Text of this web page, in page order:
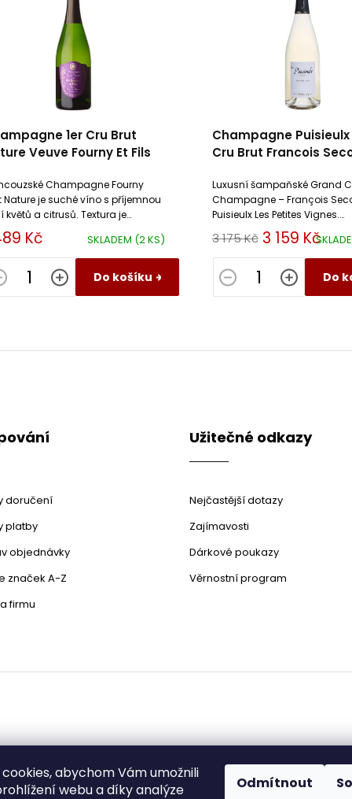
abychom Vám umožnili
webu a díky analýze
Odmítnout
1er Cru Brut
Veuve Fourny Et Fils
SKLADEM (2 KS)
Kč
Do košíku
Champagne Fourny
Nature je suché víno s příjemnou
květů a citrusů. Textura je
s minerálními doteky. Víno je
a intenzivní.
Champagne
Cru Brut Francois
3 175 Kč 3 159 Kč
Do
Luxusní šampaňské Grand
Champagne – François
Puisieulx Les Petites Vignes.
Limitovaná edice, Pinot Noir &
Chardonnay, jemná
minerální svěžest.
v
í
doručení
platby
objednávky
značek A-Z
firmu
Užitečné odkazy
Nejčastější dotazy
Zajímavosti
Dárkové poukazy
Věrnostní program